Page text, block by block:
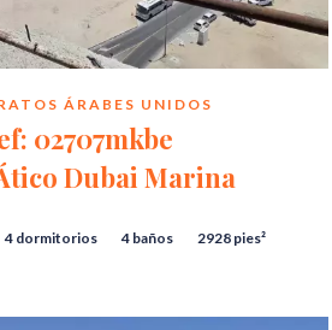
ÁRABES UNIDOS
02707mkbe
Dubai Marina
4 dormitorios 4 baños 2928 pies²